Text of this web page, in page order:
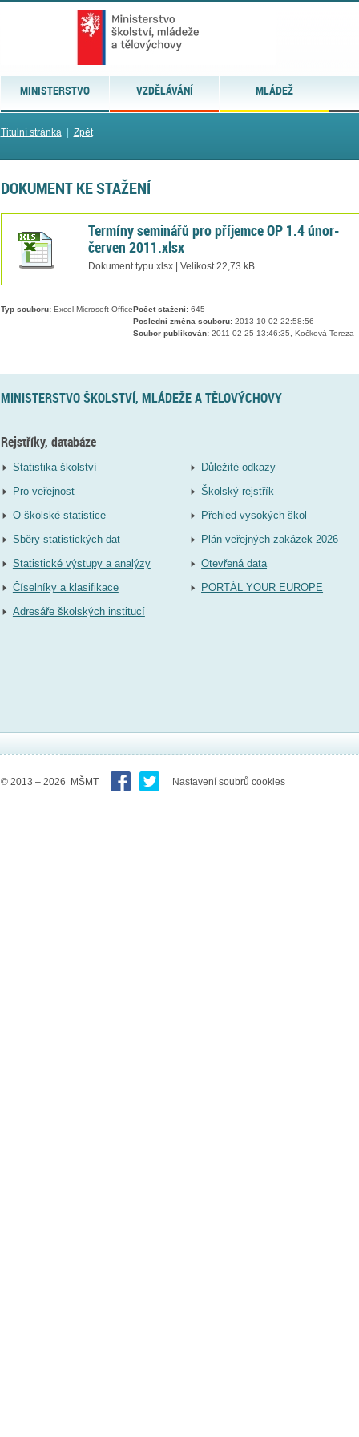
MINISTERSTVO VZDĚLÁVÁNÍ MLÁDEŽ
Titulní stránka| Zpět
DOKUMENT KE STAŽENÍ
Termíny seminářů pro příjemce OP 1.4 únor-
červen 2011.xlsx
Dokument typu xlsx | Velikost 22,73 kB
Typ souboru:Excel Microsoft Office Počet stažení:645
Poslední změna souboru:2013-10-02 22:58:56
Soubor publikován:2011-02-25 13:46:35, Kočková Tereza
MINISTERSTVO ŠKOLSTVÍ, MLÁDEŽE A TĚLOVÝCHOVY
Rejstříky, databáze
Statistika školství
Pro veřejnost
O školské statistice
Sběry statistických dat
Statistické výstupy a analýzy
Číselníky a klasifikace
Adresáře školských institucí
Důležité odkazy
Školský rejstřík
Přehled vysokých škol
Plán veřejných zakázek 2026
Otevřená data
PORTÁL YOUR EUROPE
© 2013 – 2026 MŠMT Nastavení soubrů cookies